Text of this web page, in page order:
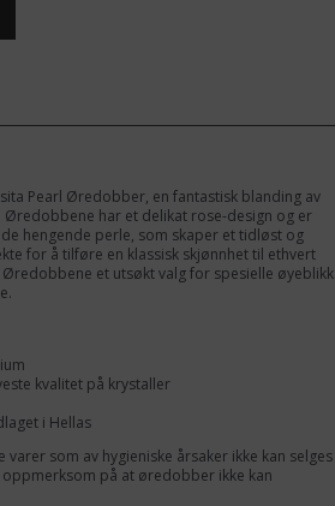
Pearl Øredobber, en fantastisk blanding av
Øredobbene har et delikat rose-design og er
hengende perle, som skaper et tidløst og
for å tilføre en klassisk skjønnhet til ethvert
Øredobbene et utsøkt valg for spesielle øyeblikk
kvalitet på krystaller
i Hellas
som av hygieniske årsaker ikke kan selges
på at øredobber ikke kan